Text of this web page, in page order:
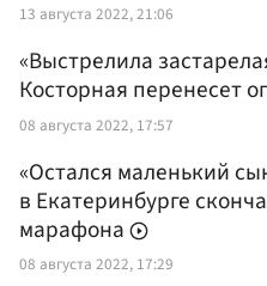
13 августа 2022, 21:06
«Выстрелила
Косторная перенесет
08 августа 2022, 17:57
«Остался маленький
в Екатеринбурге
марафона
08 августа 2022, 17:29